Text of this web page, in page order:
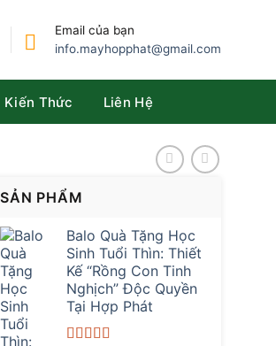
Email của bạn
info.mayhopphat@gmail.com
Kiến Thức Liên Hệ
SẢN PHẨM
Balo Quà Tặng Học
Sinh Tuổi Thìn: Thiết
Kế “Rồng Con Tinh
Nghịch” Độc Quyền
Tại Hợp Phát